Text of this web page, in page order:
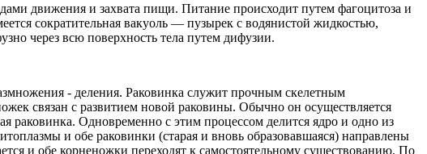
движения и захвата пищи. Питание происходит путем фагоцитоза и
сократительная вакуоль — пузырек с водянистой жидкостью,
через всю поверхность тела путем дифузии.
- деления. Раковинка служит прочным скелетным
связан с развитием новой раковины. Обычно он осуществляется
раковинка. Одновременно с этим процессом делится ядро и одно из
и обе раковинки (старая и вновь образовавшаяся) направлены
и обе корненожки переходят к самостоятельному существованию. По